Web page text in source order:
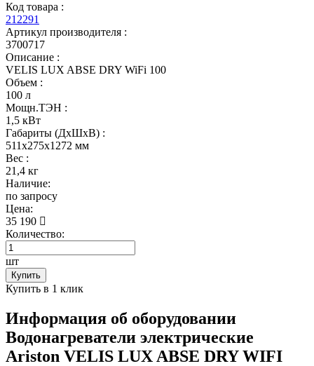
Код товара :
212291
Артикул производителя :
3700717
Описание :
VELIS LUX ABSE DRY WiFi 100
Объем :
100 л
Мощн.ТЭН :
1,5 кВт
Габариты (ДхШхВ) :
511x275x1272 мм
Вес :
21,4 кг
Наличие:
по запросу
Цена:
35 190
Количество:
шт
Купить
Купить в 1 клик
Информация об оборудовании
Водонагреватели электрические
Ariston VELIS LUX ABSE DRY WIFI